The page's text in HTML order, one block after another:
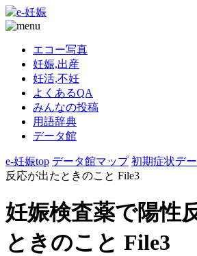
エコー写真
妊娠,出産
妊活,不妊
よくあるQA
みんなの投稿
用語辞典
データ館
e-妊娠top データ館マップ 初期症状デ
反応が出たときのこと File3
妊娠検査薬で陽性
ときのこと File3